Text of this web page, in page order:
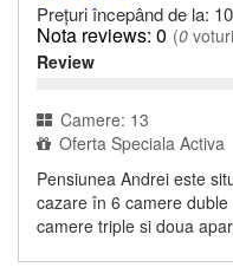
Prețuri începând de la:
0 (0
Review
Camere: 13
Oferta Speciala Activa
Pensiunea Andrei este
cazare în 6 camere
camere triple si doua